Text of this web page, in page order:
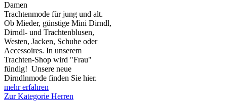
Damen
Trachtenmode für jung und alt.
Ob Mieder, günstige Mini Dirndl,
Dirndl- und Trachtenblusen,
Westen, Jacken, Schuhe oder
Accessoires. In unserem
Trachten-Shop wird "Frau"
fündig! Unsere neue
Dirndlnmode finden Sie hier.
mehr erfahren
Zur Kategorie Herren